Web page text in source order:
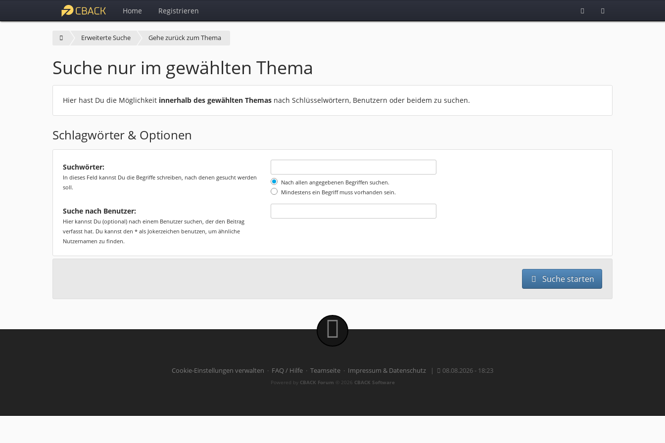
Home Registrieren
Erweiterte Suche Gehe zurück zum Thema
Suche nur im gewählten Thema
Hier hast Du die Möglichkeit innerhalb des gewählten Themas nach Schlüsselwörtern, Benutzern oder beidem zu suchen.
Schlagwörter & Optionen
Suchwörter:
In dieses Feld kannst Du die Begriffe schreiben, nach denen gesucht werden
soll.
Nach allen angegebenen Begriffen suchen.
Mindestens ein Begriff muss vorhanden sein.
Suche nach Benutzer:
Hier kannst Du (optional) nach einem Benutzer suchen, der den Beitrag
verfasst hat. Du kannst den * als Jokerzeichen benutzen, um ähnliche
Nutzernamen zu finden.
Suche starten
Cookie-Einstellungen verwalten · FAQ / Hilfe · Teamseite · Impressum & Datenschutz | 08.08.2026 - 18:23
Powered by CBACK Forum © 2026 CBACK Software